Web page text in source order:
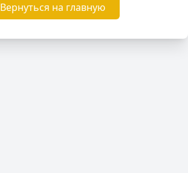
Вернуться на главную